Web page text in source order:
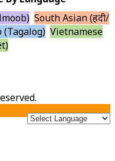
South Asian (हिंदी/
Vietnamese